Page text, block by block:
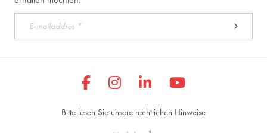
Bitte lesen Sie unsere rechtlichen Hinweise